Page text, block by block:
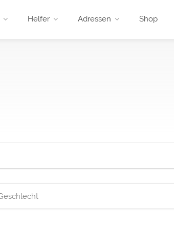
Helfer Adressen Shop